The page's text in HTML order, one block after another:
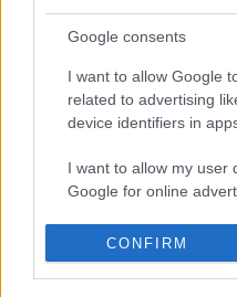
Google consents
I want to allow Google
related to advertising
device identifiers in
I want to allow my user
Google for online
I want to allow Google
personalized
CONFIRM
Miért nem tud
tudja, hogyan
lehetséges mégis a
Pszichológus Online Schrammel